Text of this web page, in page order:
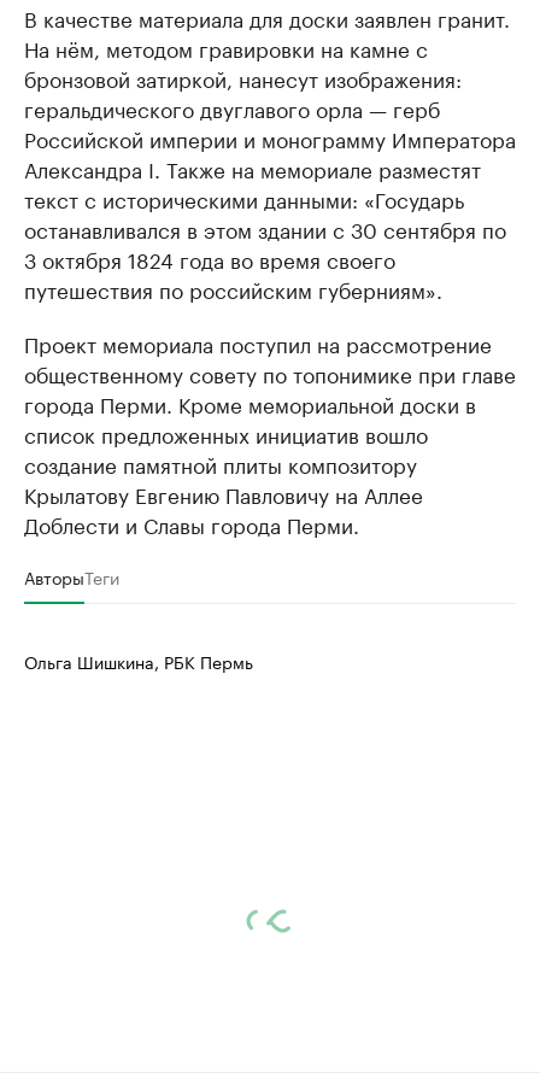
В качестве материала для доски заявлен гранит.
На нём, методом гравировки на камне с
бронзовой затиркой, нанесут изображения:
геральдического двуглавого орла — герб
Российской империи и монограмму Императора
Александра I. Также на мемориале разместят
текст с историческими данными: «Государь
останавливался в этом здании с 30 сентября по
3 октября 1824 года во время своего
путешествия по российским губерниям».
Проект мемориала поступил на рассмотрение
общественному совету по топонимике при главе
города Перми. Кроме мемориальной доски в
список предложенных инициатив вошло
создание памятной плиты композитору
Крылатову Евгению Павловичу на Аллее
Доблести и Славы города Перми.
АвторыТеги
Ольга Шишкина, РБК Пермь